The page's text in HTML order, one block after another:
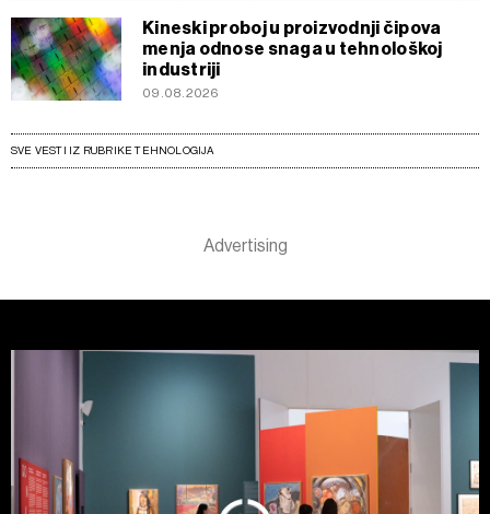
Kineski proboj u proizvodnji čipova
menja odnose snaga u tehnološkoj
industriji
09.08.2026
SVE VESTI IZ RUBRIKE TEHNOLOGIJA